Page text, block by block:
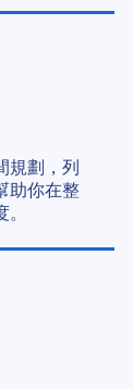
規劃，列
助你在整